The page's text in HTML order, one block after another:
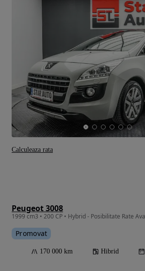
Peugeot 3008
Promovat
170 000 km Hibrid
Calculeaza rata